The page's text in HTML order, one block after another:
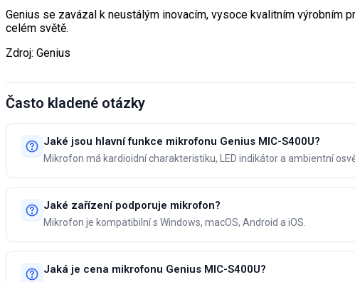
Genius se zavázal k neustálým inovacím, vysoce kvalitním výrobním
celém světě.
Zdroj: Genius
Často kladené otázky
Jaké jsou hlavní funkce mikrofonu Genius MIC-S400U?
Mikrofon má kardioidní charakteristiku, LED indikátor a ambientní
Jaké zařízení podporuje mikrofon?
Mikrofon je kompatibilní s Windows, macOS, Android a iOS.
Jaká je cena mikrofonu Genius MIC-S400U?